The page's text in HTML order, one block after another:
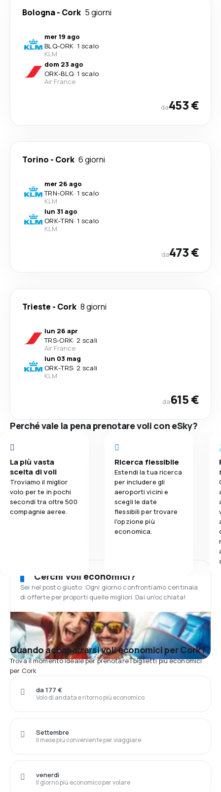
Bologna- Cork 5 giorni
mer 19 ago
BLQ-ORK· 1 scalo
KLM
dom 23 ago
ORK-BLQ· 1 scalo
Air France
da453 €
Torino - Cork 6 giorni
mer 26 ago
TRN-ORK· 1 scalo
KLM
lun 31 ago
ORK-TRN· 1 scalo
KLM
da473 €
Trieste - Cork 8 giorni
lun 26 apr
TRS-ORK· 2 scali
Air France
lun 03 mag
ORK-TRS· 2 scali
KLM
da615 €
Perché vale la pena prenotare voli con eSky?
La più vasta
scelta di voli
Troviamo il miglior
volo per te in pochi
secondi tra oltre 500
compagnie aeree.
Ricerca flessibile
Estendi la tua ricerca
per includere gli
aeroporti vicini e
scegli le date
flessibili per trovare
l'opzione più
economica.
Cerchi voli economici?
Sei nel posto giusto. Ogni giorno confrontiamo centinaia
di offerte per proporti quelle migliori. Dai un'occhiata!
Quando accaparrarsi voli economici per Cork?
Trova il momento ideale per prenotare i biglietti più economici
per Cork
Volo di andata e ritorno più economico
da 177 €
Il mese più conveniente per viaggiare
Settembre
Il giorno più economico per volare
venerdì